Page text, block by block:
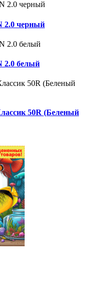
2.0 черный
2.0 белый
50R (Беленый